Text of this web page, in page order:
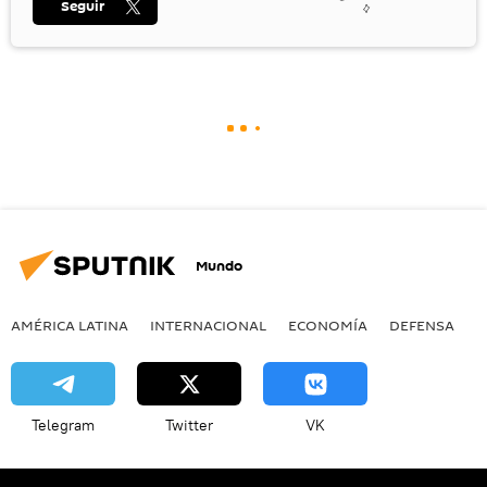
Seguir
Mundo
AMÉRICA LATINA INTERNACIONAL ECONOMÍA DEFENSA
Telegram Twitter VK